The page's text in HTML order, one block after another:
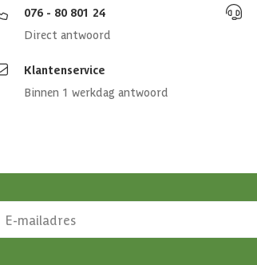
076 - 80 801 24
Direct antwoord
Klantenservice
Binnen 1 werkdag antwoord